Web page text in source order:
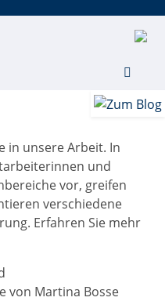
Blog
in unsere Arbeit. In
und
vor, greifen
verschiedene
Erfahren Sie mehr
von Martina Bosse